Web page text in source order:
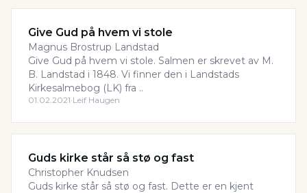
Give Gud på hvem vi stole
Magnus Brostrup Landstad
Give Gud på hvem vi stole. Salmen er skrevet av M.
B. Landstad i 1848. Vi finner den i Landstads
Kirkesalmebog (LK) fra ..
01.02.2021·Leif Haugen
Guds kirke står så stø og fast
Christopher Knudsen
Guds kirke står så stø og fast. Dette er en kjent